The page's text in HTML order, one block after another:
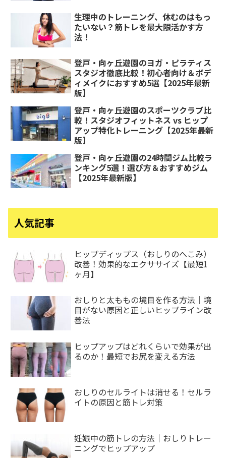
生理中のトレーニング、休むのはもっ
たいない？筋トレを最大限活かす方
法！
登戸・向ヶ丘遊園のヨガ・ピラティス
スタジオ徹底比較！初心者向け＆ボデ
ィメイクにおすすめ5選【2025年最新
版】
登戸・向ヶ丘遊園のスポーツクラブ比
較！スタジオフィットネス vs ヒップ
アップ特化トレーニング【2025年最新
版】
登戸・向ヶ丘遊園の24時間ジム比較ラ
ンキング5選！選び方＆おすすめジム
【2025年最新版】
人気記事
ヒップディップス（おしりのへこみ）
改善！効果的なエクササイズ【最短1
ヶ月】
おしりと太ももの境目を作る方法｜境
目がない原因と正しいヒップライン改
善法
ヒップアップはどれくらいで効果が出
るのか！最短でお尻を変える方法
おしりのセルライトは消せる！セルラ
イトの原因と筋トレ対策
妊娠中の筋トレの方法｜おしりトレー
ニングでヒップアップ